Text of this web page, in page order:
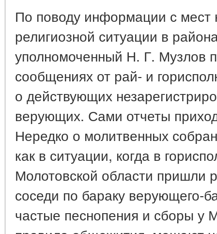
По поводу информации с мест
религиозной ситуации в
уполномоченный Н. Г. Музлов
сообщениях от рай- и
о действующих
верующих. Сами отчеты
Нередко о молитвенных
как в ситуации, когда в
Молотовской области пришли
соседи по бараку верующего-
частые песнопения и сборы у